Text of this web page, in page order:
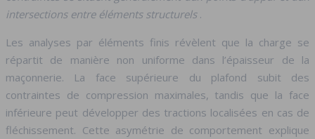
intersections entre éléments structurels .
Les analyses par éléments finis révèlent que la charge se
répartit de manière non uniforme dans l’épaisseur de la
maçonnerie. La face supérieure du plafond subit des
contraintes de compression maximales, tandis que la face
inférieure peut développer des tractions localisées en cas de
fléchissement. Cette asymétrie de comportement explique